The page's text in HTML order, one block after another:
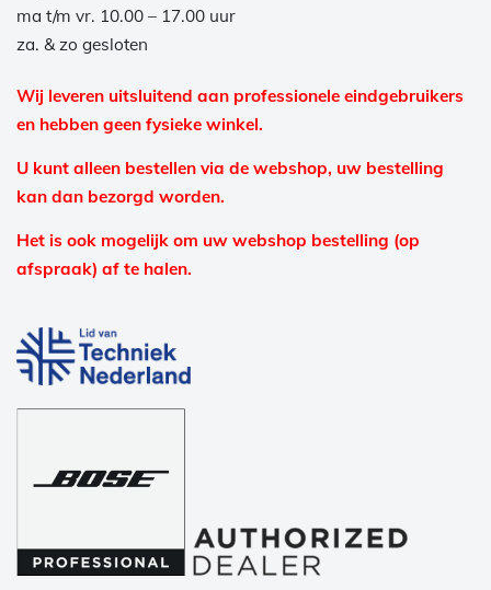
ma t/m vr. 10.00 – 17.00 uur
za. & zo gesloten
Wij leveren uitsluitend aan professionele eindgebruikers
en hebben geen fysieke winkel.
U kunt alleen bestellen via de webshop, uw bestelling
kan dan bezorgd worden.
Het is ook mogelijk om uw webshop bestelling (op
afspraak) af te halen.